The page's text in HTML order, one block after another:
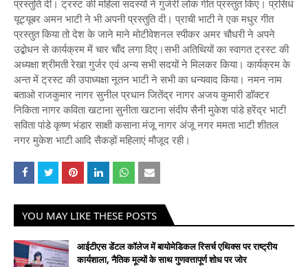
प्रस्तुति दी। ट्रस्ट की महिला सदस्यों ने गुर्जरी लोक गीत प्रस्तुत किए। प्रसिध
यूट्यूबर अमन भाटी ने भी अपनी प्रस्तुति दी। प्राची भाटी ने एक मधुर गीत
प्रस्तुत किया तो देश के जाने माने मोटीवेशनल स्पीकर अमर चौधरी ने अपने
उद्बोधन से कार्यक्रम में चार चाँद लगा दिए।सभी अतिथियों का स्वागत ट्रस्ट की
अध्यक्षा श्रीमती रेखा गुर्जर एवं अन्य सभी सदयों ने मिलकर किया। कार्यक्रम के
अन्त में ट्रस्ट की उपाध्यक्षा नूतन भाटी ने सभी का धन्यवाद किया। नमन नाम
बताओ राजकुमार नागर सुनील प्रधान जितेंद्र नागर अजय कुमारी डॉक्टर
निकिता नागर कविता खटाना सुनीता खटाना संदीप सैनी मुकेश पांडे हरेंद्र भाटी
सविता पांडे कृष्ण भंडार साक्षी कसाना मंजू नागर अंजू नगर ममता भाटी शीतल
नगर मुकेश भाटी आदि सैकड़ों महिलाएं मौजूद रही।
YOU MAY LIKE THESE POSTS
आईटीएस डेंटल कॉलेज में बायोमेडिकल रिसर्च एथिक्स पर राष्ट्रीय
कार्यशाला, नैतिक मूल्यों के साथ गुणवत्तापूर्ण शोध पर जोर